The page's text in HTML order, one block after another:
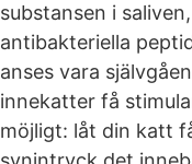
substansen i
antibakteriella
anses vara
innekatter få
möjligt: låt din katt